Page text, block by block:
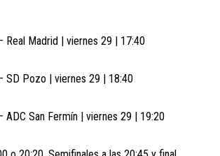
Real Madrid | viernes 29 | 17:40
SD Pozo | viernes 29 | 18:40
ADC San Fermín | viernes 29 | 19:20